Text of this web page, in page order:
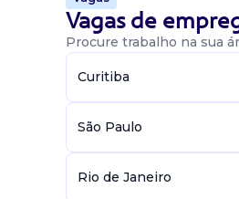
Vagas de
Procure trabalho na sua
Curitiba
São Paulo
Rio de Janeiro